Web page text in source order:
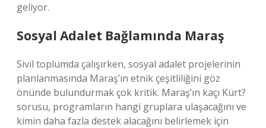
geliyor.
Sosyal Adalet Bağlamında Maraş
Sivil toplumda çalışırken, sosyal adalet projelerinin
planlanmasında Maraş’ın etnik çeşitliliğini göz
önünde bulundurmak çok kritik. Maraş’ın kaçı Kürt?
sorusu, programların hangi gruplara ulaşacağını ve
kimin daha fazla destek alacağını belirlemek için